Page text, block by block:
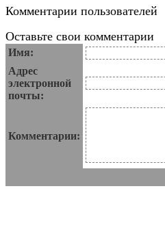
Комментарии пользователей
Оставьте свои комментарии
Имя:
Адрес
электронной
почты:
Комментарии: